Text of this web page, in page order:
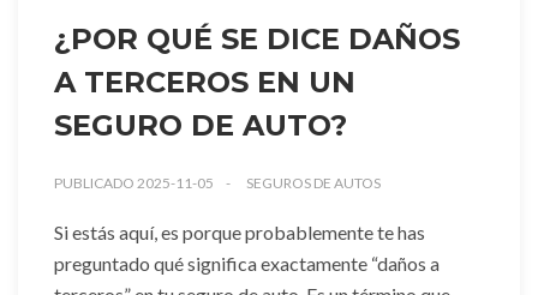
¿POR QUÉ SE DICE DAÑOS
A TERCEROS EN UN
SEGURO DE AUTO?
PUBLICADO 2025-11-05 SEGUROS DE AUTOS
Si estás aquí, es porque probablemente te has
preguntado qué significa exactamente “daños a